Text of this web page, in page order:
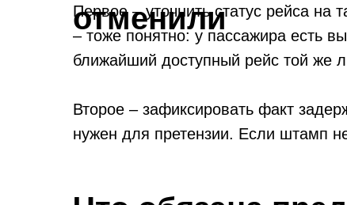
отменили
Первое – уточнить статус рейса на
– тоже понятно: у пассажира есть
ближайший доступный рейс той же
Второе – зафиксировать факт
нужен для претензии. Если штамп